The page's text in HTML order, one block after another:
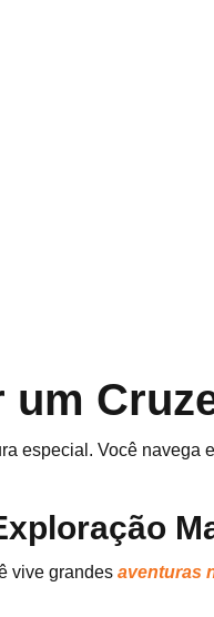
um
especial. Você
vive grandes aventuras